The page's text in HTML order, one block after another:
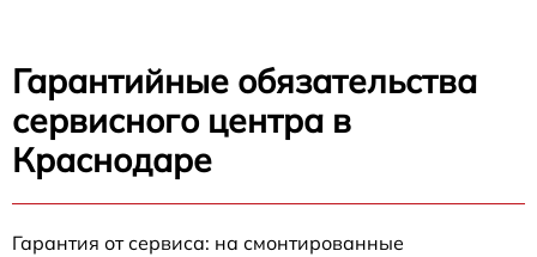
Гарантийные обязательства
сервисного центра в
Краснодаре
Гарантия от сервиса: на смонтированные